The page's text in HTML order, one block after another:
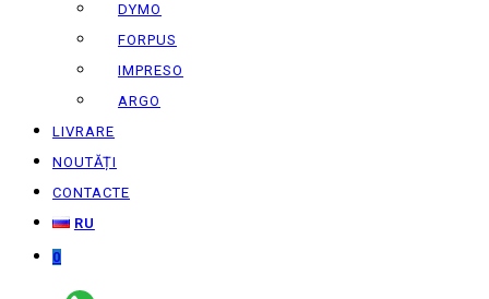
DYMO
FORPUS
IMPRESO
ARGO
LIVRARE
NOUTĂȚI
CONTACTE
RU
0